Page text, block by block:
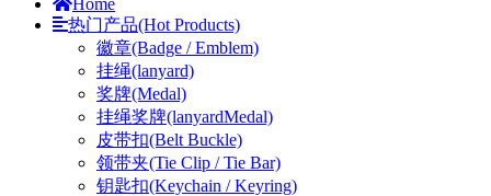
Home
热门产品(Hot Products)
徽章(Badge / Emblem)
挂绳(lanyard)
奖牌(Medal)
挂绳奖牌(lanyardMedal)
皮带扣(Belt Buckle)
领带夹(Tie Clip / Tie Bar)
钥匙扣(Keychain / Keyring)